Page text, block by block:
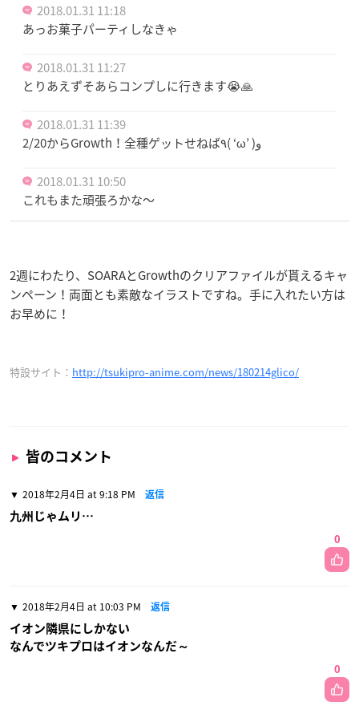
2018.01.31 11:18
あっお菓子パーティしなきゃ
2018.01.31 11:27
とりあえずそあらコンプしに行きます😭🙏
2018.01.31 11:39
2/20からGrowth！全種ゲットせねば٩( ‘ω’ )و
2018.01.31 10:50
これもまた頑張ろかな～
2週にわたり、SOARAとGrowthのクリアファイルが貰えるキャ
ンペーン！両面とも素敵なイラストですね。手に入れたい方は
お早めに！
特設サイト： http://tsukipro-anime.com/news/180214glico/
皆のコメント
2018年2月4日 at 9:18 PM 返信
九州じゃムリ…
0
2018年2月4日 at 10:03 PM 返信
イオン隣県にしかない
なんでツキプロはイオンなんだ～
0